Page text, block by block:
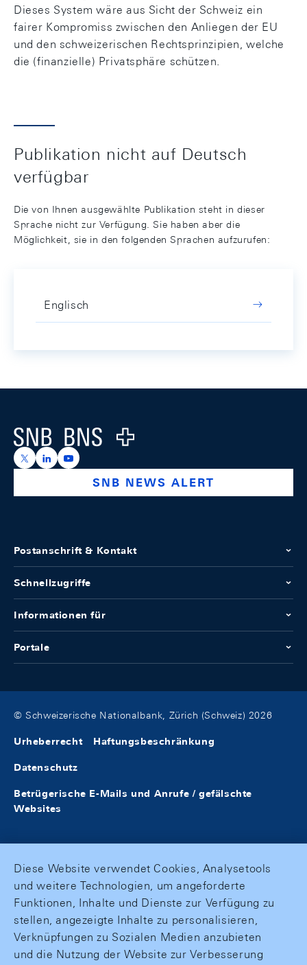
Dieses System wäre aus Sicht der Schweiz ein
fairer Kompromiss zwischen den Anliegen der EU
und den schweizerischen Rechtsprinzipien, welche
die (finanzielle) Privatsphäre schützen.
Publikation nicht auf Deutsch
verfügbar
Die von Ihnen ausgewählte Publikation steht in dieser
Sprache nicht zur Verfügung. Sie haben aber die
Möglichkeit, sie in den folgenden Sprachen aufzurufen:
Englisch
Logo
https://x.com/snb_bns
https://ch.linkedin.com/company/swiss-national-
https://www.youtube.com/@swissnationalbank
SNB NEWS ALERT
Postanschrift & Kontakt
Schnellzugriffe
Informationen für
Portale
© Schweizerische Nationalbank, Zürich (Schweiz) 2026
Urheberrecht Haftungsbeschränkung
Datenschutz
Betrügerische E-Mails und Anrufe / gefälschte
Websites
Diese Website verwendet Cookies, Analysetools
und weitere Technologien, um angeforderte
Funktionen, Inhalte und Dienste zur Verfügung zu
stellen, angezeigte Inhalte zu personalisieren,
Verknüpfungen zu Sozialen Medien anzubieten
und die Nutzung der Website zur Verbesserung